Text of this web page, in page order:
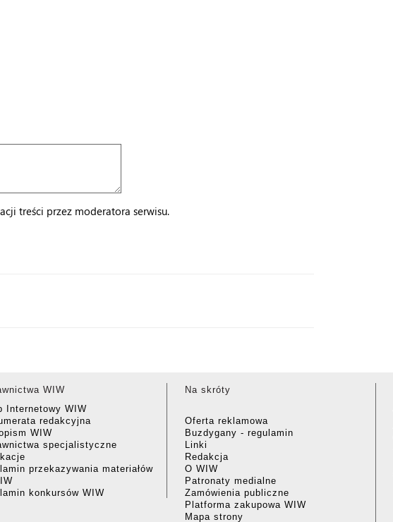
treści przez moderatora serwisu.
WIW
Internetowy WIW
redakcyjna
WIW
specjalistyczne
przekazywania materiałów
konkursów WIW
Na skróty
Oferta reklamowa
Buzdygany - regulamin
Linki
Redakcja
O WIW
Patronaty medialne
Zamówienia publiczne
Platforma zakupowa WIW
Mapa strony